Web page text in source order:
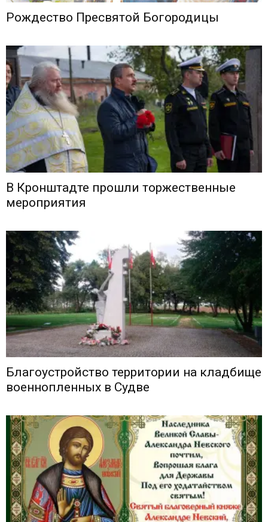
Рождество Пресвятой Богородицы
В Кронштадте прошли торжественные
мероприятия
Благоустройство территории на кладбище
военнопленных в Судве